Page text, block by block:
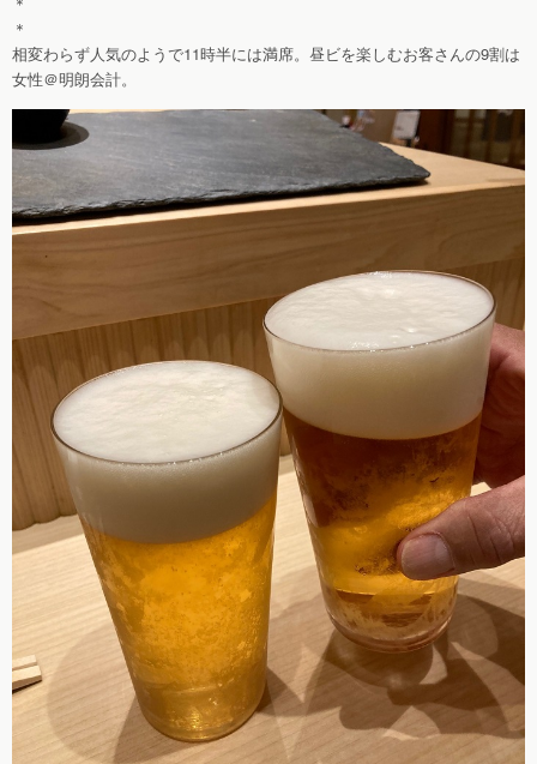
＊
相変わらず人気のようで11時半には満席。昼ビを楽しむお客さんの9割は
女性＠明朗会計。